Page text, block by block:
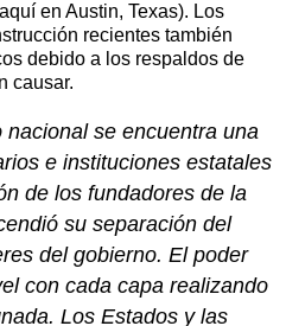
en Austin, Texas). Los
recientes también
debido a los respaldos de
causar.
se encuentra una
e instituciones estatales
de los fundadores de la
su separación del
del gobierno. El poder
con cada capa realizando
Los Estados y las